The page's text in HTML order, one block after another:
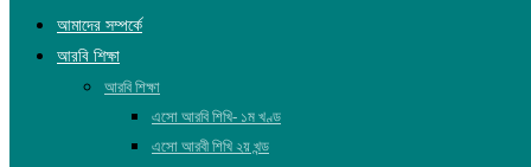
আমাদের সম্পর্কে
আরবি শিক্ষা
আরবি শিক্ষা
এসো আরবি শিখি- ১ম খণ্ড
এসো আরবী শিখি ২য় খন্ড